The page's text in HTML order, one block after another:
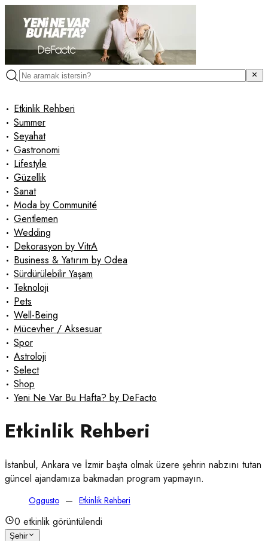
• Etkinlik Rehberi
• Summer
• Seyahat
• Gastronomi
• Lifestyle
• Güzellik
• Sanat
• Moda by Communité
• Gentlemen
• Wedding
• Dekorasyon by VitrA
• Business & Yatırım by Odea
• Sürdürülebilir Yaşam
• Teknoloji
• Pets
• Well-Being
• Mücevher / Aksesuar
• Spor
• Astroloji
• Select
• Shop
• Yeni Ne Var Bu Hafta? by DeFacto
Etkinlik Rehberi
İstanbul, Ankara ve İzmir başta olmak üzere şehrin nabzını tutan
güncel ajandamıza bakmadan program yapmayın.
Oggusto Etkinlik Rehberi
0 etkinlik görüntülendi
Şehir